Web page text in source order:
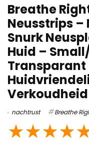
Breathe
Neusstrips –
Snurk
Huid –
Transparant
nachtrust Breathe
★★★★